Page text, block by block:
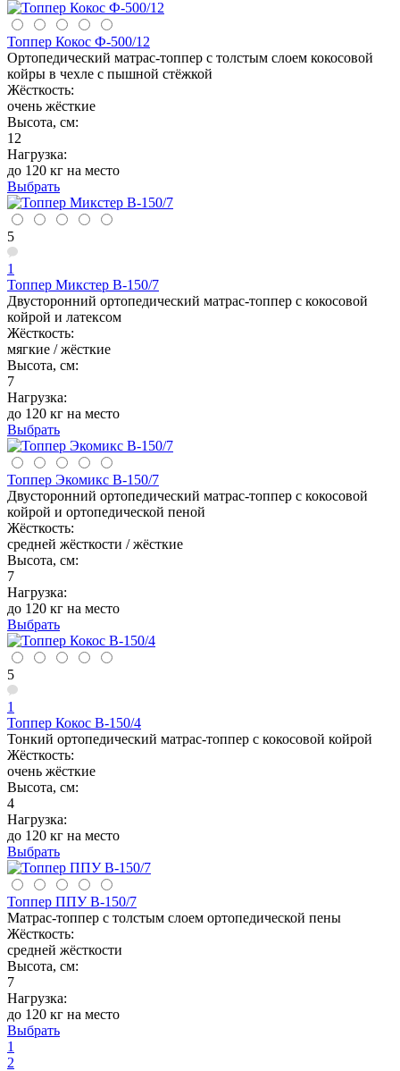
Топпер Кокос Ф-500/12
Ортопедический матрас-топпер с толстым слоем кокосовой
койры в чехле с пышной стёжкой
Жёсткость:
очень жёсткие
Высота, см:
12
Нагрузка:
до 120 кг на место
Выбрать
5
1
Топпер Микстер В-150/7
Двусторонний ортопедический матрас-топпер с кокосовой
койрой и латексом
Жёсткость:
мягкие / жёсткие
Высота, см:
7
Нагрузка:
до 120 кг на место
Выбрать
Топпер Экомикс В-150/7
Двусторонний ортопедический матрас-топпер с кокосовой
койрой и ортопедической пеной
Жёсткость:
средней жёсткости / жёсткие
Высота, см:
7
Нагрузка:
до 120 кг на место
Выбрать
5
1
Топпер Кокос В-150/4
Тонкий ортопедический матрас-топпер с кокосовой койрой
Жёсткость:
очень жёсткие
Высота, см:
4
Нагрузка:
до 120 кг на место
Выбрать
Топпер ППУ В-150/7
Матрас-топпер с толстым слоем ортопедической пены
Жёсткость:
средней жёсткости
Высота, см:
7
Нагрузка:
до 120 кг на место
Выбрать
1
2